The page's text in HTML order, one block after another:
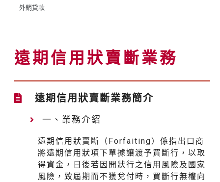
外銷貸款
遠期信用狀賣斷業務
遠期信用狀賣斷業務簡介
一、業務介紹
遠期信用狀賣斷（Forfaiting）係指出口商
將遠期信用狀項下單據讓渡予買斷行，以取
得資金，日後若因開狀行之信用風險及國家
風險，致屆期而不獲兌付時，買斷行無權向